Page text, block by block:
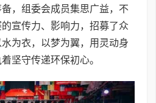
，组委会成员集思广益，不
宣传力、影响力，招募了众
为衣，以梦为翼，用灵动身
坚守传递环保初心。